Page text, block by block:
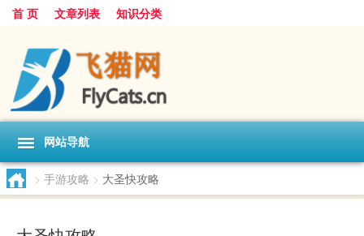
首 页 文章列表 知识分类
网站导航
> 手游攻略 > 大圣快攻略